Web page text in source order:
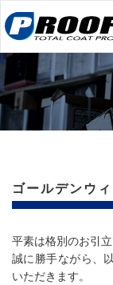
ゴールデンウ
平素は格別のお引
誠に勝手ながら、
いただきます。